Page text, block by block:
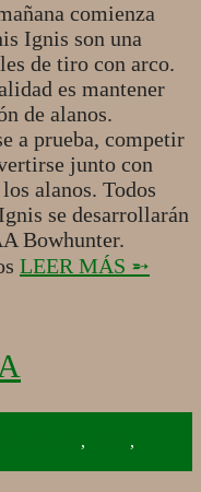
comienza
Ignis son una
de tiro con arco.
es mantener
de alanos.
a prueba, competir
junto con
alanos. Todos
se desarrollarán
Bowhunter.
LEER MÁS ➵
,
,